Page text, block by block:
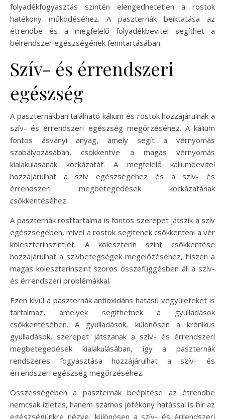
folyadékfogyasztás szintén elengedhetetlen a rostok
hatékony működéséhez. A paszternák beiktatása az
étrendbe és a megfelelő folyadékbevitel segíthet a
bélrendszer egészségének fenntartásában.
Szív- és érrendszeri
egészség
A paszternákban található kálium és rostok hozzájárulnak a
szív- és érrendszeri egészség megőrzéséhez. A kálium
fontos ásványi anyag, amely segít a vérnyomás
szabályozásában, csökkentve a magas vérnyomás
kialakulásának kockázatát. A megfelelő káliumbevitel
hozzájárulhat a szív egészségéhez és a szív- és
érrendszeri megbetegedések kockázatának
csökkentéséhez.
A paszternák rosttartalma is fontos szerepet játszik a szív
egészségében, mivel a rostok segítenek csökkenteni a vér
koleszterinszintjét. A koleszterin szint csökkentése
hozzájárulhat a szívbetegségek megelőzéséhez, hiszen a
magas koleszterinszint szoros összefüggésben áll a szív-
és érrendszeri problémákkal.
Ezen kívül a paszternák antioxidáns hatású vegyületeket is
tartalmaz, amelyek segíthetnek a gyulladások
csökkentésében. A gyulladások, különösen a krónikus
gyulladások, szerepet játszanak a szív- és érrendszeri
megbetegedések kialakulásában, így a paszternák
rendszeres fogyasztása hozzájárulhat a szív- és
érrendszeri egészség megőrzéséhez.
Összességében a paszternák beépítése az étrendbe
nemcsak ízletes, hanem számos jótékony hatással is bír az
egészségünkre nézve, különösen a szív- és érrendszeri